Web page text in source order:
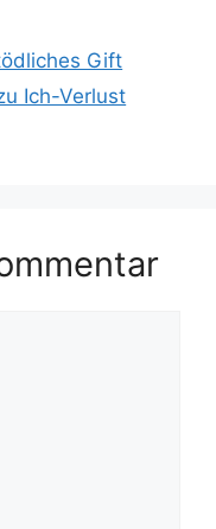
Gift
Ich-Verlust